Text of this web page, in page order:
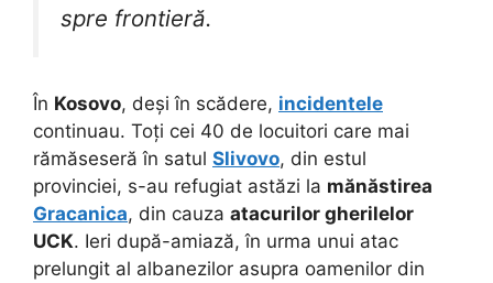
spre frontieră.
În Kosovo, deși în scădere, incidentele
continuau. Toți cei 40 de locuitori care mai
rămăseseră în satul Slivovo, din estul
provinciei, s-au refugiat astăzi la mănăstirea
Gracanica, din cauza atacurilor gherilelor
UCK. Ieri după-amiază, în urma unui atac
prelungit al albanezilor asupra oamenilor din